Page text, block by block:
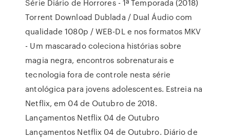
Série Diário de Horrores - 1ª Temporada (2018)
Torrent Download Dublada / Dual Áudio com
qualidade 1080p / WEB-DL e nos formatos MKV
- Um mascarado coleciona histórias sobre
magia negra, encontros sobrenaturais e
tecnologia fora de controle nesta série
antológica para jovens adolescentes. Estreia na
Netflix, em 04 de Outubro de 2018.
Lançamentos Netflix 04 de Outubro
Lançamentos Netflix 04 de Outubro. Diário de